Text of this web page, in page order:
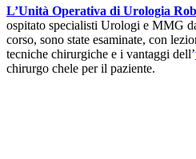
L’Unità Operativa di Urologia
ospitato specialisti Urologi e MMG
corso, sono state esaminate, con
tecniche chirurgiche e i vantaggi dell’
chirurgo chele per il paziente.